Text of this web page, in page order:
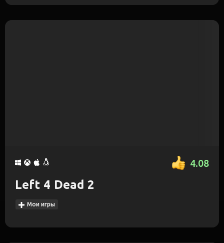
4.08
Left 4 Dead 2
Мои игры